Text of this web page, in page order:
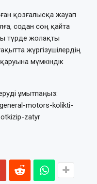
қозғалысқа жауап
содан соң қайта
түрде жолақты
жүргізушілердің
мүмкіндік
ұмытпаңыз:
motors-kolikti-
zatyr